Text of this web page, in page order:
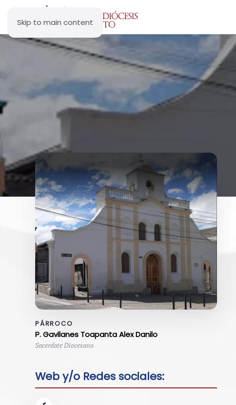
Skip to main content
PÁRROCO
P. Gavilanes Toapanta Alex Danilo
Sacerdote Diocesano
Web y/o Redes sociales: